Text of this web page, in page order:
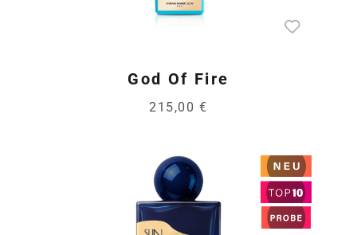
God Of Fire
215,00 €